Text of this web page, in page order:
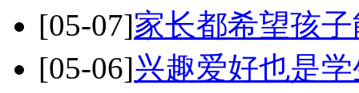
[05-07]家长都希望孩
[05-06]兴趣爱好也是